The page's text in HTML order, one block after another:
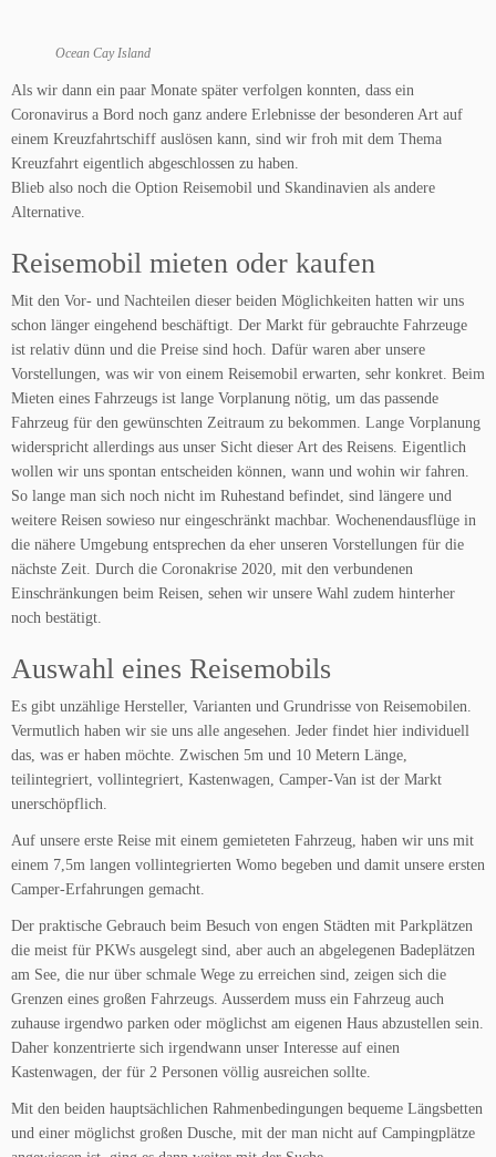
Ocean Cay Island
Als wir dann ein paar Monate später verfolgen konnten, dass ein
Coronavirus a Bord noch ganz andere Erlebnisse der besonderen Art auf
einem Kreuzfahrtschiff auslösen kann, sind wir froh mit dem Thema
Kreuzfahrt eigentlich abgeschlossen zu haben.
Blieb also noch die Option Reisemobil und Skandinavien als andere
Alternative.
Reisemobil mieten oder kaufen
Mit den Vor- und Nachteilen dieser beiden Möglichkeiten hatten wir uns
schon länger eingehend beschäftigt. Der Markt für gebrauchte Fahrzeuge
ist relativ dünn und die Preise sind hoch. Dafür waren aber unsere
Vorstellungen, was wir von einem Reisemobil erwarten, sehr konkret. Beim
Mieten eines Fahrzeugs ist lange Vorplanung nötig, um das passende
Fahrzeug für den gewünschten Zeitraum zu bekommen. Lange Vorplanung
widerspricht allerdings aus unser Sicht dieser Art des Reisens. Eigentlich
wollen wir uns spontan entscheiden können, wann und wohin wir fahren.
So lange man sich noch nicht im Ruhestand befindet, sind längere und
weitere Reisen sowieso nur eingeschränkt machbar. Wochenendausflüge in
die nähere Umgebung entsprechen da eher unseren Vorstellungen für die
nächste Zeit. Durch die Coronakrise 2020, mit den verbundenen
Einschränkungen beim Reisen, sehen wir unsere Wahl zudem hinterher
noch bestätigt.
Auswahl eines Reisemobils
Es gibt unzählige Hersteller, Varianten und Grundrisse von Reisemobilen.
Vermutlich haben wir sie uns alle angesehen. Jeder findet hier individuell
das, was er haben möchte. Zwischen 5m und 10 Metern Länge,
teilintegriert, vollintegriert, Kastenwagen, Camper-Van ist der Markt
unerschöpflich.
Auf unsere erste Reise mit einem gemieteten Fahrzeug, haben wir uns mit
einem 7,5m langen vollintegrierten Womo begeben und damit unsere ersten
Camper-Erfahrungen gemacht.
Der praktische Gebrauch beim Besuch von engen Städten mit Parkplätzen
die meist für PKWs ausgelegt sind, aber auch an abgelegenen Badeplätzen
am See, die nur über schmale Wege zu erreichen sind, zeigen sich die
Grenzen eines großen Fahrzeugs. Ausserdem muss ein Fahrzeug auch
zuhause irgendwo parken oder möglichst am eigenen Haus abzustellen sein.
Daher konzentrierte sich irgendwann unser Interesse auf einen
Kastenwagen, der für 2 Personen völlig ausreichen sollte.
Mit den beiden hauptsächlichen Rahmenbedingungen bequeme Längsbetten
und einer möglichst großen Dusche, mit der man nicht auf Campingplätze